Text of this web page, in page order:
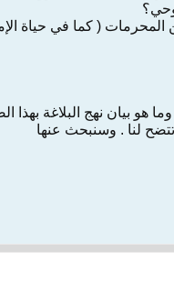
عملي عن المحرمات فحسب ( كما في الخطبة: 79 ) أم
هو بيان نهج البلاغة بهذا
لنا . وسنبحث عنها